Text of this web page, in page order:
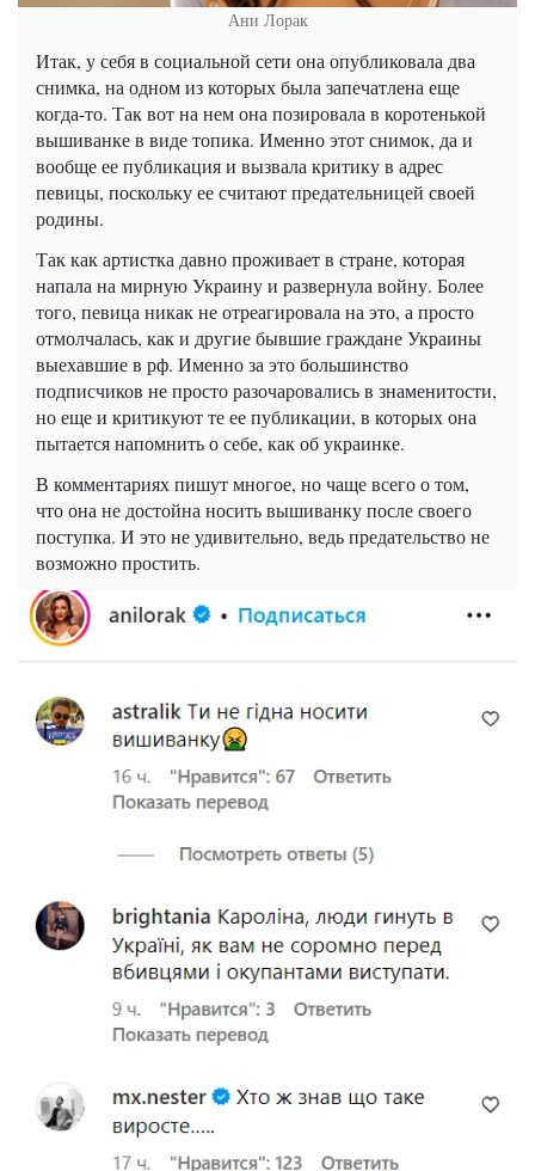
Ани Лорак
Итак, у себя в социальной сети она опубликовала два
снимка, на одном из которых была запечатлена еще
когда-то. Так вот на нем она позировала в коротенькой
вышиванке в виде топика. Именно этот снимок, да и
вообще ее публикация и вызвала критику в адрес
певицы, поскольку ее считают предательницей своей
родины.
Так как артистка давно проживает в стране, которая
напала на мирную Украину и развернула войну. Более
того, певица никак не отреагировала на это, а просто
отмолчалась, как и другие бывшие граждане Украины
выехавшие в рф. Именно за это большинство
подписчиков не просто разочаровались в знаменитости,
но еще и критикуют те ее публикации, в которых она
пытается напомнить о себе, как об украинке.
В комментариях пишут многое, но чаще всего о том,
что она не достойна носить вышиванку после своего
поступка. И это не удивительно, ведь предательство не
возможно простить.